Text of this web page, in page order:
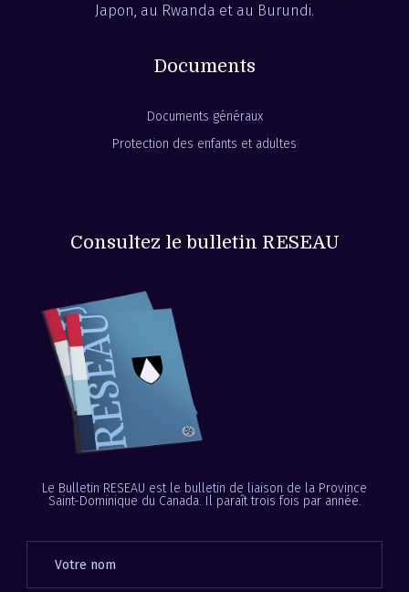
Japon, au Rwanda et au Burundi.
Documents
Documents généraux
Protection des enfants et adultes
Consultez le bulletin RESEAU
Le Bulletin RESEAU est le bulletin de liaison de la Province
Saint-Dominique du Canada. Il paraît trois fois par année.